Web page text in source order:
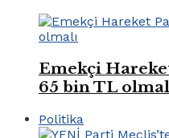
Emekçi
65 bin TL
Politika